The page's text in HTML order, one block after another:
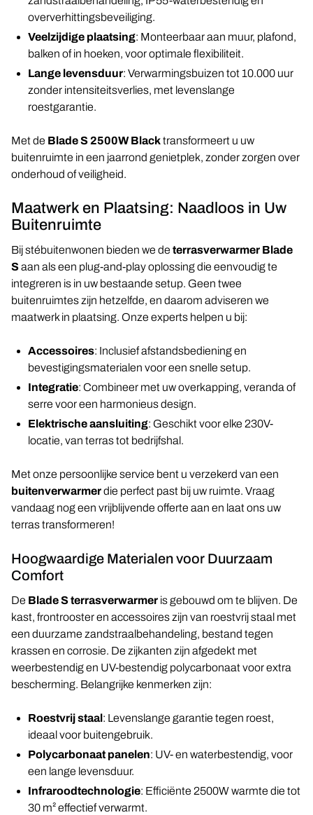
oververhittingsbeveiliging.
Veelzijdige plaatsing: Monteerbaar aan muur, plafond,
balken of in hoeken, voor optimale flexibiliteit.
Lange levensduur: Verwarmingsbuizen tot 10.000 uur
zonder intensiteitsverlies, met levenslange
roestgarantie.
Met de Blade S 2500W Blacktransformeert u uw
buitenruimte in een jaarrond genietplek, zonder zorgen over
onderhoud of veiligheid.
Maatwerk en Plaatsing: Naadloos in Uw
Buitenruimte
Bij stébuitenwonen bieden we de terrasverwarmer Blade
Saan als een plug-and-play oplossing die eenvoudig te
integreren is in uw bestaande setup. Geen twee
buitenruimtes zijn hetzelfde, en daarom adviseren we
maatwerk in plaatsing. Onze experts helpen u bij:
Accessoires: Inclusief afstandsbediening en
bevestigingsmaterialen voor een snelle setup.
Integratie: Combineer met uw overkapping, veranda of
serre voor een harmonieus design.
Elektrische aansluiting: Geschikt voor elke 230V-
locatie, van terras tot bedrijfshal.
Met onze persoonlijke service bent u verzekerd van een
buitenverwarmerdie perfect past bij uw ruimte. Vraag
vandaag nog een vrijblijvende offerte aan en laat ons uw
terras transformeren!
Hoogwaardige Materialen voor Duurzaam
Comfort
De Blade S terrasverwarmer is gebouwd om te blijven. De
kast, frontrooster en accessoires zijn van roestvrij staal met
een duurzame zandstraalbehandeling, bestand tegen
krassen en corrosie. De zijkanten zijn afgedekt met
weerbestendig en UV-bestendig polycarbonaat voor extra
bescherming. Belangrijke kenmerken zijn:
Roestvrij staal: Levenslange garantie tegen roest,
ideaal voor buitengebruik.
Polycarbonaat panelen: UV- en waterbestendig, voor
een lange levensduur.
Infraroodtechnologie: Efficiënte 2500W warmte die tot
30 m² effectief verwarmt.